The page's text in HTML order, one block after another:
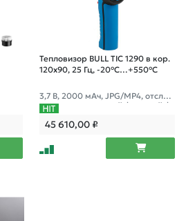
Тепловизор BULL TIC 1290 в кор.
120x90, 25 Гц, -20°C…+550°C
3,7 В, 2000 мАч, JPG/MP4, отслеж
ивание центральной / горячей / х
олодной точки
45 610,00₽